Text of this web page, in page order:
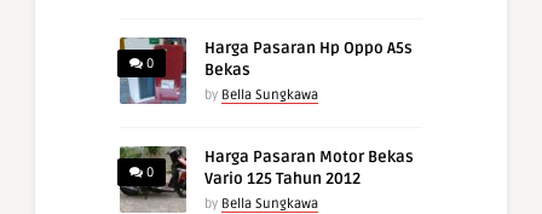
0
Harga Pasaran Hp Oppo A5s
Bekas
by Bella Sungkawa
0
Harga Pasaran Motor Bekas
Vario 125 Tahun 2012
by Bella Sungkawa